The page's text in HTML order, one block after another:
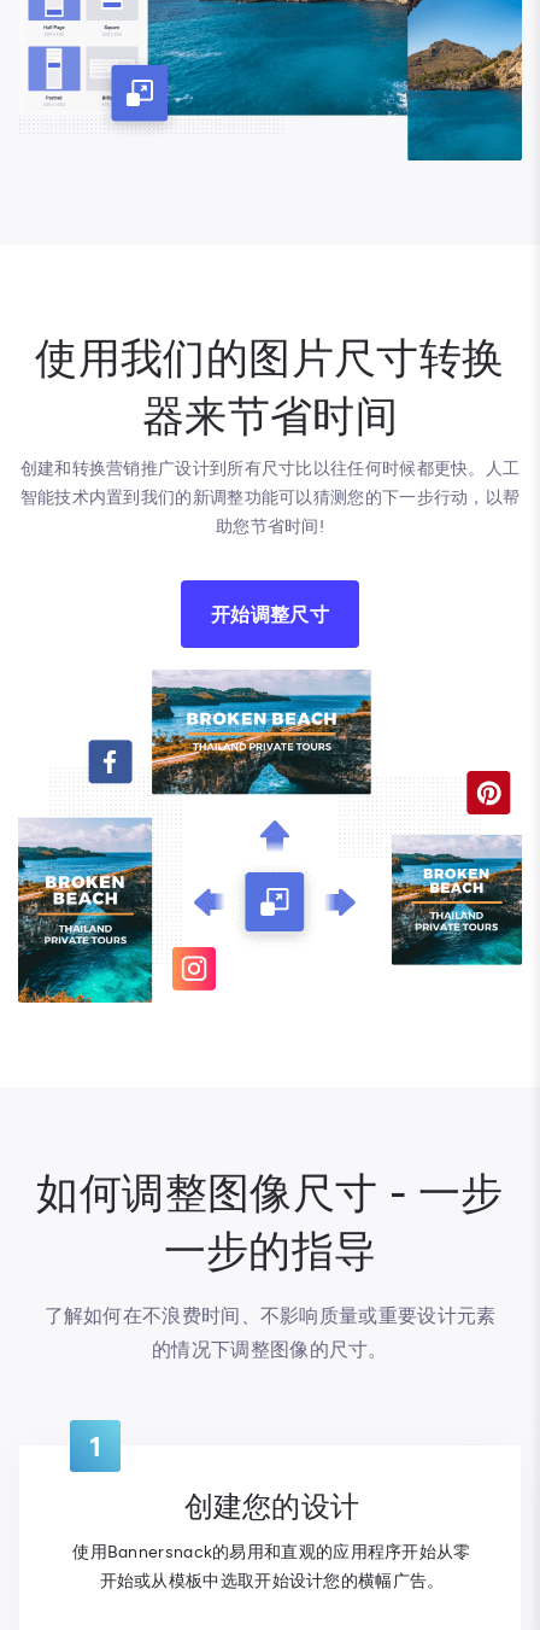
使用我们的图片尺寸转换
器来节省时间
创建和转换营销推广设计到所有尺寸比以往任何时候都更快。人工
智能技术内置到我们的新调整功能可以猜测您的下一步行动，以帮
助您节省时间!
开始调整尺寸
如何调整图像尺寸 - 一步
一步的指导
了解如何在不浪费时间、不影响质量或重要设计元素
的情况下调整图像的尺寸。
1
创建您的设计
使用Bannersnack的易用和直观的应用程序开始从零
开始或从模板中选取开始设计您的横幅广告。